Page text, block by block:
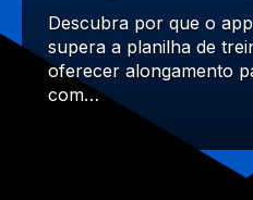
Descubra por que o
supera a planilha de
oferecer alongamento
com…